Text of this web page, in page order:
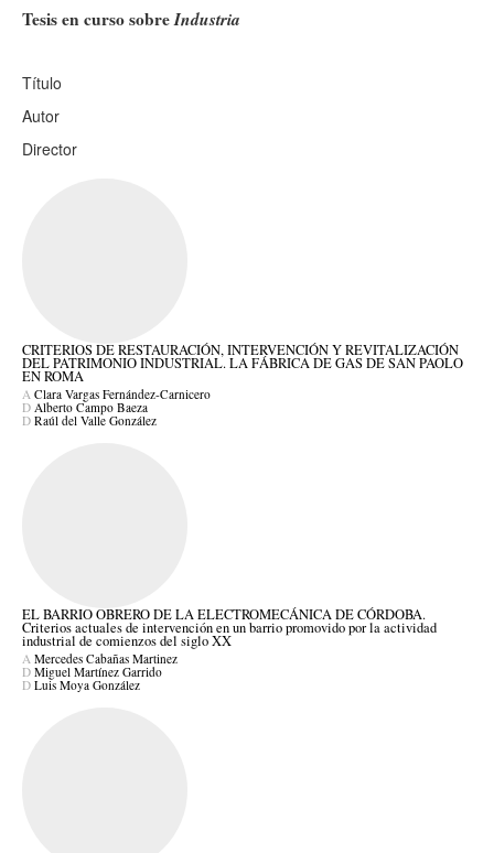
Tesis en curso sobreIndustria
Título
Autor
Director
CRITERIOS DE RESTAURACIÓN, INTERVENCIÓN Y REVITALIZACIÓN
DEL PATRIMONIO INDUSTRIAL. LA FÁBRICA DE GAS DE SAN PAOLO
EN ROMA
A Clara Vargas Fernández-Carnicero
D Alberto Campo Baeza
D Raúl del Valle González
EL BARRIO OBRERO DE LA ELECTROMECÁNICA DE CÓRDOBA.
Criterios actuales de intervención en un barrio promovido por la actividad
industrial de comienzos del siglo XX
A Mercedes Cabañas Martinez
D Miguel Martínez Garrido
D Luis Moya González